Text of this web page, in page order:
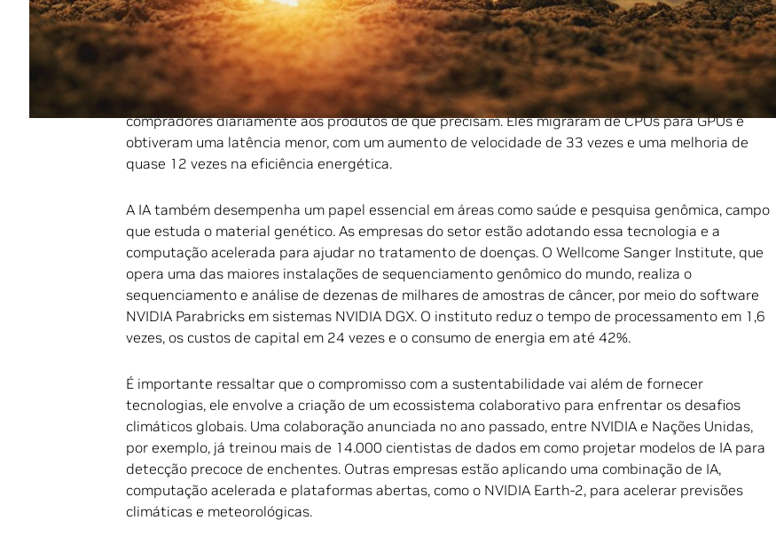
práticas sustentáveis em nível global com parceiros de negócios.
A Equinix, provedora global de data centers publicou uma meta de neutralidade climática baseada
em ciência e com objetivo de 100% de energia renovável até 2030. Há também um site de
comércio eletrônico que está utilizando IA da NVIDIA para conectar centenas de milhões de
compradores diariamente aos produtos de que precisam. Eles migraram de CPUs para GPUs e
obtiveram uma latência menor, com um aumento de velocidade de 33 vezes e uma melhoria de
quase 12 vezes na eficiência energética.
A IA também desempenha um papel essencial em áreas como saúde e pesquisa genômica, campo
que estuda o material genético. As empresas do setor estão adotando essa tecnologia e a
computação acelerada para ajudar no tratamento de doenças. O Wellcome Sanger Institute, que
opera uma das maiores instalações de sequenciamento genômico do mundo, realiza o
sequenciamento e análise de dezenas de milhares de amostras de câncer, por meio do software
NVIDIA Parabricks em sistemas NVIDIA DGX. O instituto reduz o tempo de processamento em 1,6
vezes, os custos de capital em 24 vezes e o consumo de energia em até 42%.
É importante ressaltar que o compromisso com a sustentabilidade vai além de fornecer
tecnologias, ele envolve a criação de um ecossistema colaborativo para enfrentar os desafios
climáticos globais. Uma colaboração anunciada no ano passado, entre NVIDIA e Nações Unidas,
por exemplo, já treinou mais de 14.000 cientistas de dados em como projetar modelos de IA para
detecção precoce de enchentes. Outras empresas estão aplicando uma combinação de IA,
computação acelerada e plataformas abertas, como o NVIDIA Earth-2, para acelerar previsões
climáticas e meteorológicas.